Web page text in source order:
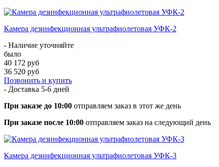
Камера дезинфекционная ультрафиолетовая УФК-2
- Наличие уточняйте
было
40 172 руб
36 520 руб
Позвонить и купить
- Доставка 5-6 дней
При заказе до 10:00 отправляем заказ в этот же день
При заказе после 10:00 отправляем заказ на следующий день
Камера дезинфекционная ультрафиолетовая УФК-3